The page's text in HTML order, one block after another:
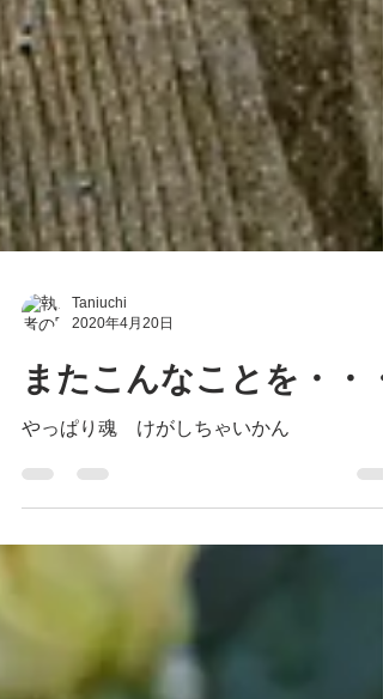
2020年4月20日
またこんなことを・・・
やっぱり魂 けがしちゃいかん